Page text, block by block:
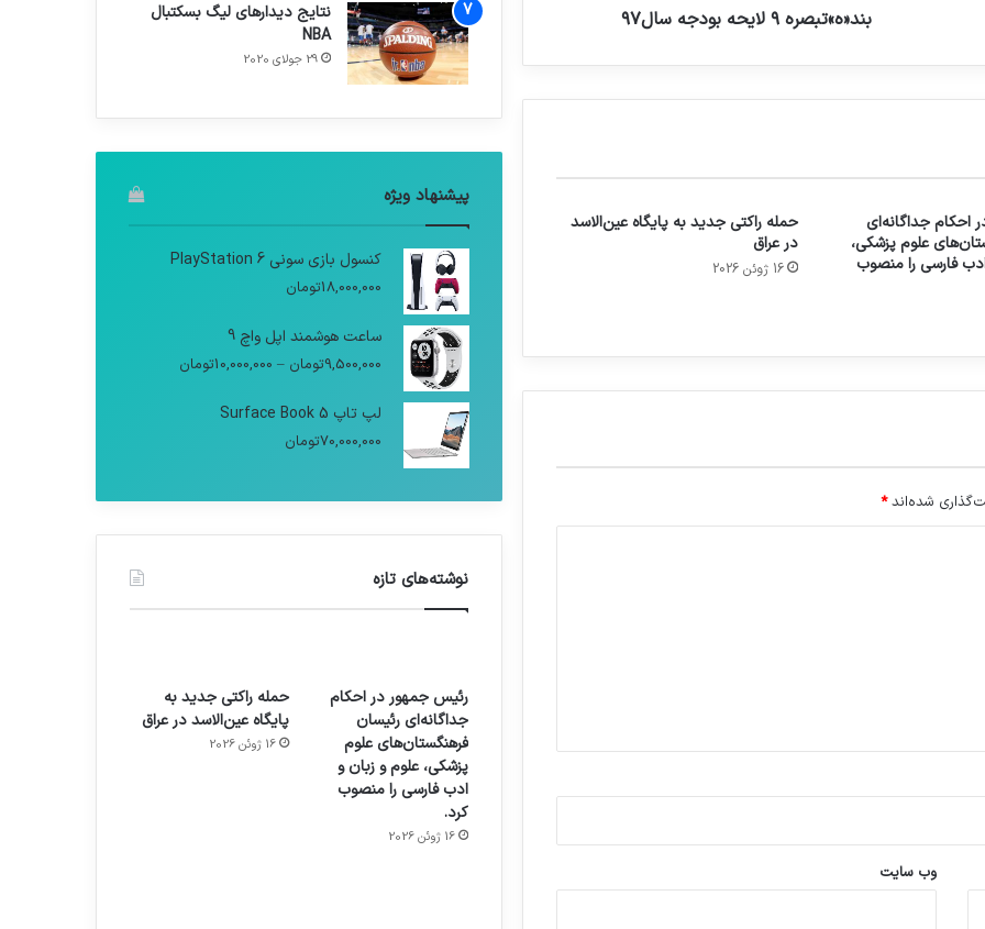
انصاری
بند«ه»تبصره ۹ لایحه بودجه سال۹۷
احکام جداگانه‌ای
علوم پزشکی،
فارسی را منصوب
حمله راکتی جدید به پایگاه عین‌الاسد
در عراق
16 ژوئن 2026
شده‌اند*
وب‌ سایت
نتایج دیدار‌های لیگ بسکتبال
NBA
29 جولای 2020
پیشنهاد ویژه
کنسول بازی سونی PlayStation 6
18,000,000تومان
ساعت هوشمند اپل واچ 9
9,500,000تومان –
10,000,000تومان
لپ تاپ Surface Book 5
70,000,000تومان
نوشته‌های تازه
رئیس جمهور در احکام
جداگانه‌ای رئیسان
فرهنگستان‌های علوم
پزشکی، علوم و زبان و
ادب فارسی را منصوب
کرد.
16 ژوئن 2026
حمله راکتی جدید به
پایگاه عین‌الاسد در عراق
16 ژوئن 2026